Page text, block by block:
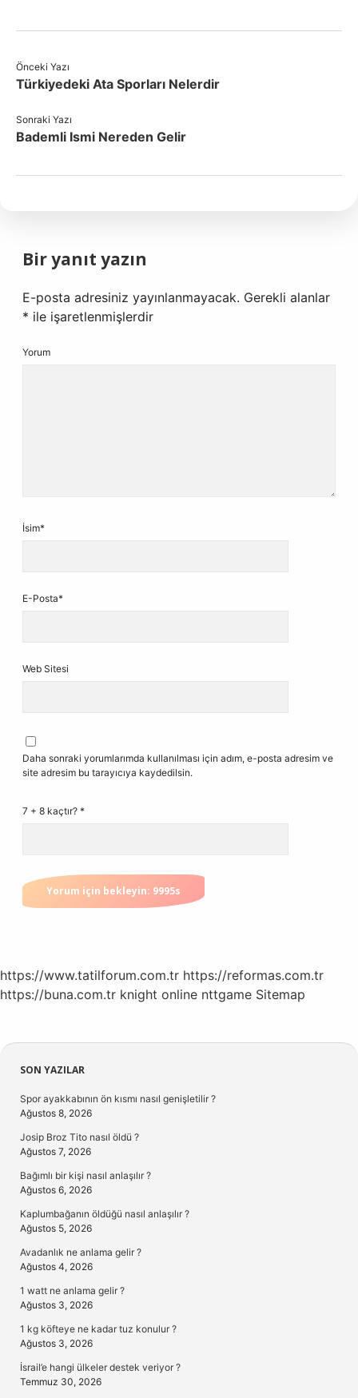
Önceki Yazı
Türkiyedeki Ata Sporları Nelerdir
Sonraki Yazı
Bademli Ismi Nereden Gelir
Bir yanıt yazın
E-posta adresiniz yayınlanmayacak. Gerekli alanlar
* ile işaretlenmişlerdir
Yorum
İsim*
E-Posta*
Web Sitesi
Daha sonraki yorumlarımda kullanılması için adım, e-posta adresim ve
site adresim bu tarayıcıya kaydedilsin.
7 + 8 kaçtır? *
https://www.tatilforum.com.tr https://reformas.com.tr
https://buna.com.tr knight online nttgame Sitemap
Sidebar
SON YAZILAR
Spor ayakkabının ön kısmı nasıl genişletilir ?
Ağustos 8, 2026
Josip Broz Tito nasıl öldü ?
Ağustos 7, 2026
Bağımlı bir kişi nasıl anlaşılır ?
Ağustos 6, 2026
Kaplumbağanın öldüğü nasıl anlaşılır ?
Ağustos 5, 2026
Avadanlık ne anlama gelir ?
Ağustos 4, 2026
1 watt ne anlama gelir ?
Ağustos 3, 2026
1 kg köfteye ne kadar tuz konulur ?
Ağustos 3, 2026
İsrail’e hangi ülkeler destek veriyor ?
Temmuz 30, 2026